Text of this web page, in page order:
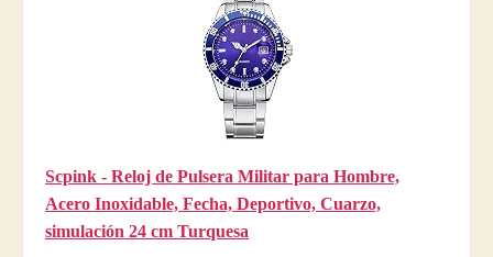
Scpink - Reloj de Pulsera Militar para Hombre,
Acero Inoxidable, Fecha, Deportivo, Cuarzo,
simulación 24 cm Turquesa